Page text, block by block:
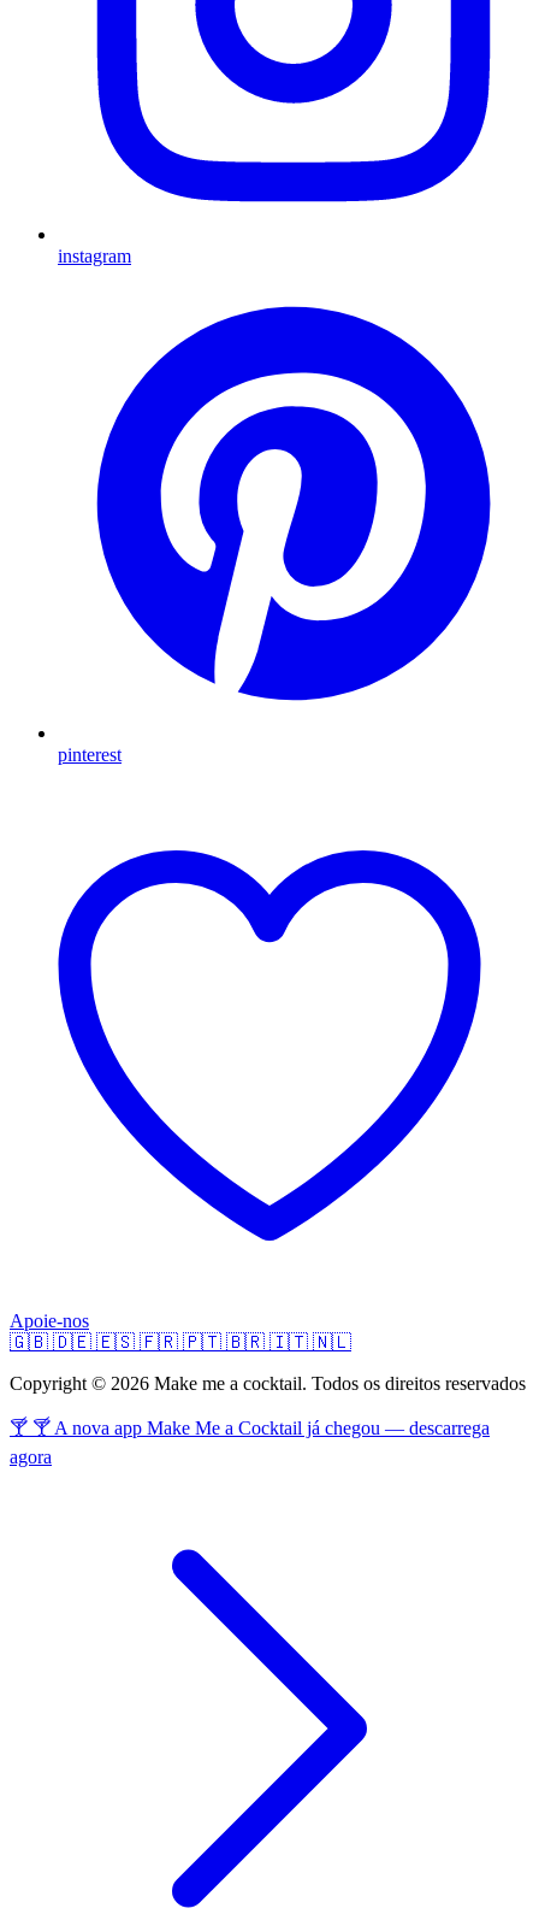
instagram
pinterest
Apoie-nos
🇬🇧 🇩🇪 🇪🇸 🇫🇷 🇵🇹 🇧🇷 🇮🇹 🇳🇱
Copyright © 2026 Make me a cocktail. Todos os direitos reservados
🍸 🍸 A nova app Make Me a Cocktail já chegou — descarrega
agora